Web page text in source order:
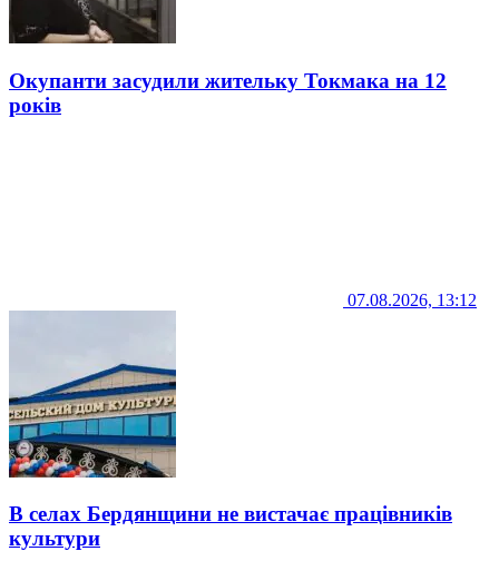
Окупанти засудили жительку Токмака на 12
років
07.08.2026, 13:12
В селах Бердянщини не вистачає працівників
культури